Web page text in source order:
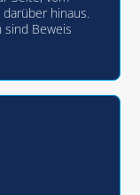
hinaus.
sind Beweis